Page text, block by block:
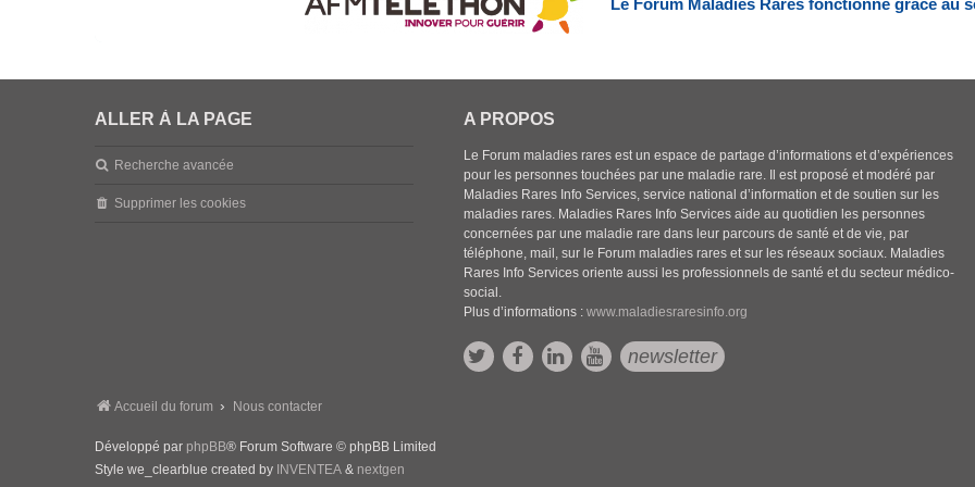
Le Forum Maladies Rares fonctionne grâce au
ALLER À LA PAGE
Recherche avancée
Supprimer les cookies
A PROPOS
Le Forum maladies rares est un espace de partage d’informations et d’expériences
pour les personnes touchées par une maladie rare. Il est proposé et modéré par
Maladies Rares Info Services, service national d’information et de soutien sur les
maladies rares. Maladies Rares Info Services aide au quotidien les personnes
concernées par une maladie rare dans leur parcours de santé et de vie, par
téléphone, mail, sur le Forum maladies rares et sur les réseaux sociaux. Maladies
Rares Info Services oriente aussi les professionnels de santé et du secteur médico-
social.
Plus d’informations :www.maladiesraresinfo.org
newsletter
Accueil du forum Nous contacter
Développé par phpBB® Forum Software © phpBB Limited
Style we_clearblue created by INVENTEA & nextgen